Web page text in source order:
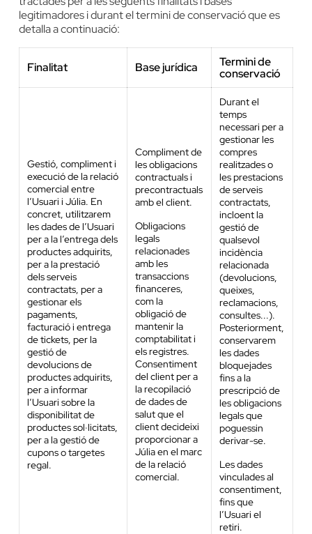
legitimadores i durant el termini de conservació que es
detalla a continuació:
Finalitat Base jurídica
Termini de
conservació
Gestió, compliment i
execució de la relació
comercial entre
l’Usuari i Júlia. En
concret, utilitzarem
les dades de l’Usuari
per a la l’entrega dels
productes adquirits,
per a la prestació
dels serveis
contractats, per a
gestionar els
pagaments,
facturació i entrega
de tickets, per la
gestió de
devolucions de
productes adquirits,
per a informar
l’Usuari sobre la
disponibilitat de
productes sol·licitats,
per a la gestió de
cupons o targetes
regal.
Compliment de
les obligacions
contractuals i
precontractuals
amb el client.
Obligacions
legals
relacionades
amb les
transaccions
financeres,
com la
obligació de
mantenir la
comptabilitat i
els registres.
Consentiment
del client per a
la recopilació
de dades de
salut que el
client decideixi
proporcionar a
Júlia en el marc
de la relació
comercial.
Durant el
temps
necessari per a
gestionar les
compres
realitzades o
les prestacions
de serveis
contractats,
incloent la
gestió de
qualsevol
incidència
relacionada
(devolucions,
queixes,
reclamacions,
consultes...).
Posteriorment,
conservarem
les dades
bloquejades
fins a la
prescripció de
les obligacions
legals que
poguessin
derivar-se.
Les dades
vinculades al
consentiment,
fins que
l’Usuari el
retiri.